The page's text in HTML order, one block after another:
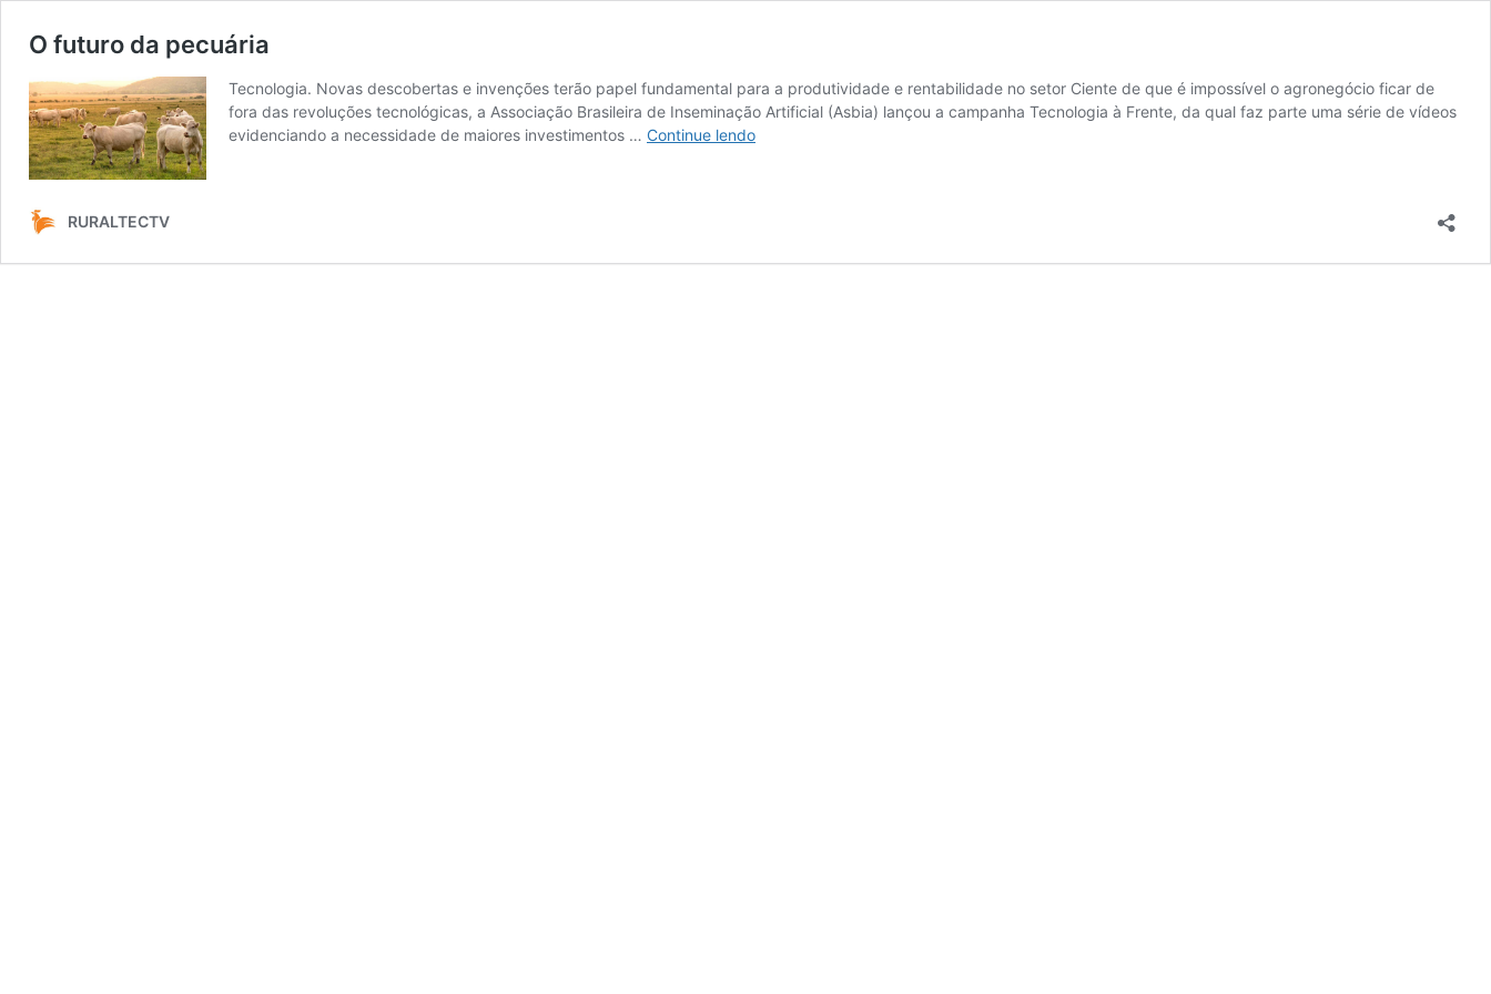
O futuro da pecuária
Tecnologia. Novas descobertas e invenções terão papel fundamental para a produtividade e rentabilidade no setor Ciente de que é impossível o agronegócio ficar de
fora das revoluções tecnológicas, a Associação Brasileira de Inseminação Artificial (Asbia) lançou a campanha Tecnologia à Frente, da qual faz parte uma série de vídeos
evidenciando a necessidade de maiores investimentos … Continue lendoO
RURALTECTV